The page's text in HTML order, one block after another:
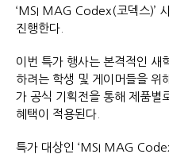
‘MSI MAG Codex(코덱스)’
진행한다.
이번 특가 행사는 본격적인 새
하려는 학생 및 게이머들을 위
가 공식 기획전을 통해 제품별
혜택이 적용된다.
특가 대상인 ‘MSI MAG